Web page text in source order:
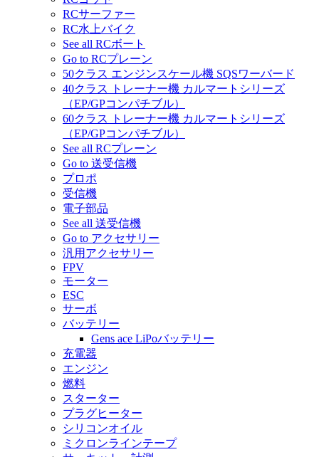
RCサーファー
RC水上バイク
See all RCボート
Go to RCプレーン
50クラス エンジンスケール機 SQSワーバード
40クラス トレーナー機 カルマートシリーズ
（EP/GPコンパチブル）
60クラス トレーナー機 カルマートシリーズ
（EP/GPコンパチブル）
See all RCプレーン
Go to 送受信機
プロポ
受信機
電子部品
See all 送受信機
Go to アクセサリー
汎用アクセサリー
FPV
モーター
ESC
サーボ
バッテリー
Gens ace LiPoバッテリー
充電器
エンジン
燃料
スターター
プラグヒーター
シリコンオイル
ミクロンラインテープ